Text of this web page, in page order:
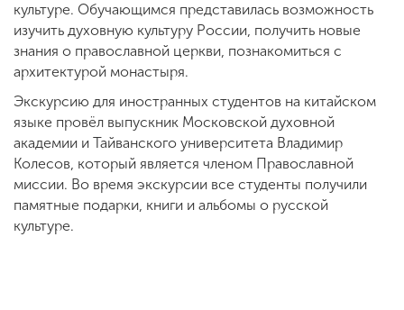
культуре. Обучающимся представилась возможность
изучить духовную культуру России, получить новые
знания о православной церкви, познакомиться с
архитектурой монастыря.
Экскурсию для иностранных студентов на китайском
языке провёл выпускник Московской духовной
академии и Тайванского университета Владимир
Колесов, который является членом Православной
миссии. Во время экскурсии все студенты получили
памятные подарки, книги и альбомы о русской
культуре.